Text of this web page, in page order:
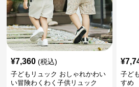
¥7,360 (税込)
子どもリュック おしゃれかわい
い冒険わくわく子供リュック
¥
子ど
すめ